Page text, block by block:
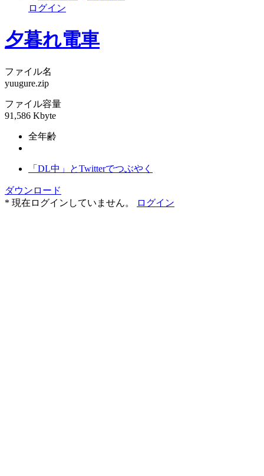
ログイン
夕暮れ電車
ファイル名
yuugure.zip
ファイル容量
91,586 Kbyte
全年齢
「DL中」とTwitterでつぶやく
ダウンロード
* 現在ログインしていません。
ログイン